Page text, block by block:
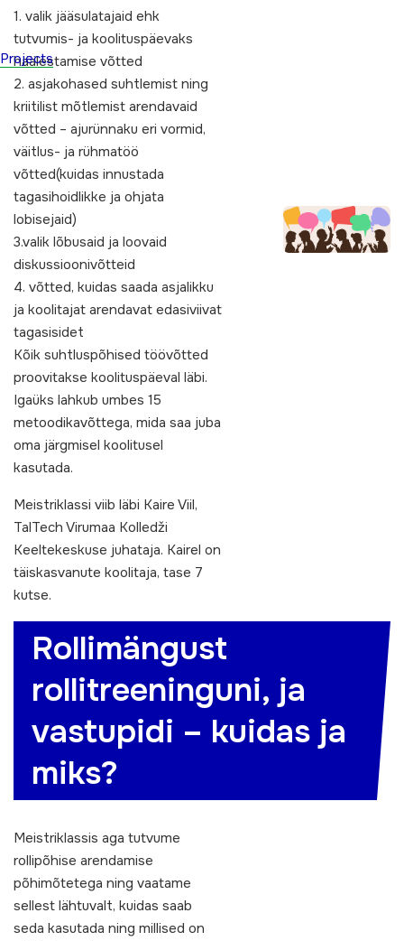
Projects
1. valik jääsulatajaid ehk
tutvumis- ja koolituspäevaks
häälestamise võtted
2. asjakohased suhtlemist ning
kriitilist mõtlemist arendavaid
võtted – ajurünnaku eri vormid,
väitlus- ja rühmatöö
võtted(kuidas innustada
tagasihoidlikke ja ohjata
lobisejaid)
3.valik lõbusaid ja loovaid
diskussioonivõtteid
4. võtted, kuidas saada asjalikku
ja koolitajat arendavat edasiviivat
tagasisidet
Kõik suhtluspõhised töövõtted
proovitakse koolituspäeval läbi.
Igaüks lahkub umbes 15
metoodikavõttega, mida saa juba
oma järgmisel koolitusel
kasutada.
Meistriklassi viib läbi Kaire Viil,
TalTech Virumaa Kolledži
Keeltekeskuse juhataja. Kairel on
täiskasvanute koolitaja, tase 7
kutse.
Rollimängust
rollitreeninguni, ja
vastupidi – kuidas ja
miks?
Meistriklassis aga tutvume
rollipõhise arendamise
põhimõtetega ning vaatame
sellest lähtuvalt, kuidas saab
seda kasutada ning millised on